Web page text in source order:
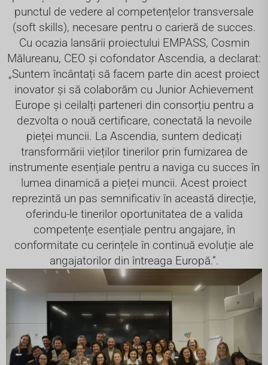
punctul de vedere al competențelor transversale
(soft skills), necesare pentru o carieră de succes.
Cu ocazia lansării proiectului EMPASS, Cosmin
Mălureanu, CEO și cofondator Ascendia, a declarat:
„Suntem încântați să facem parte din acest proiect
inovator și să colaborăm cu Junior Achievement
Europe și ceilalți parteneri din consorțiu pentru a
dezvolta o nouă certificare, conectată la nevoile
pieței muncii. La Ascendia, suntem dedicați
transformării vieților tinerilor prin furnizarea de
instrumente esențiale pentru a naviga cu succes în
lumea dinamică a pieței muncii. Acest proiect
reprezintă un pas semnificativ în această direcție,
oferindu-le tinerilor oportunitatea de a valida
competențe esențiale pentru angajare, în
conformitate cu cerințele în continuă evoluție ale
angajatorilor din întreaga Europă.”.